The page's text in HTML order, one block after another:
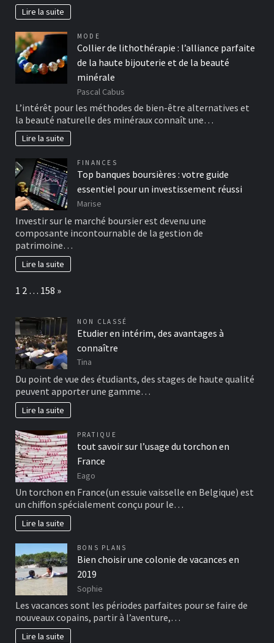
Lire la suite
MODE
Collier de lithothérapie : l’alliance parfaite
de la haute bijouterie et de la beauté
minérale
Pascal Cabus
L’intérêt pour les méthodes de bien-être alternatives et
la beauté naturelle des minéraux connaît une…
Lire la suite
FINANCES
Top banques boursières : votre guide
essentiel pour un investissement réussi
Marise
Investir sur le marché boursier est devenu une
composante incontournable de la gestion de
patrimoine…
Lire la suite
Page:
1 2 … 158 Next
»
NON CLASSÉ
Etudier en intérim, des avantages à
connaître
Tina
Du point de vue des étudiants, des stages de haute qualité
peuvent apporter une gamme…
Lire la suite
PRATIQUE
tout savoir sur l’usage du torchon en
France
Eago
Un torchon en France(un essuie vaisselle en Belgique) est
un chiffon spécialement conçu pour le…
Lire la suite
BONS PLANS
Bien choisir une colonie de vacances en
2019
Sophie
Les vacances sont les périodes parfaites pour se faire de
nouveaux copains, partir à l’aventure,…
Lire la suite